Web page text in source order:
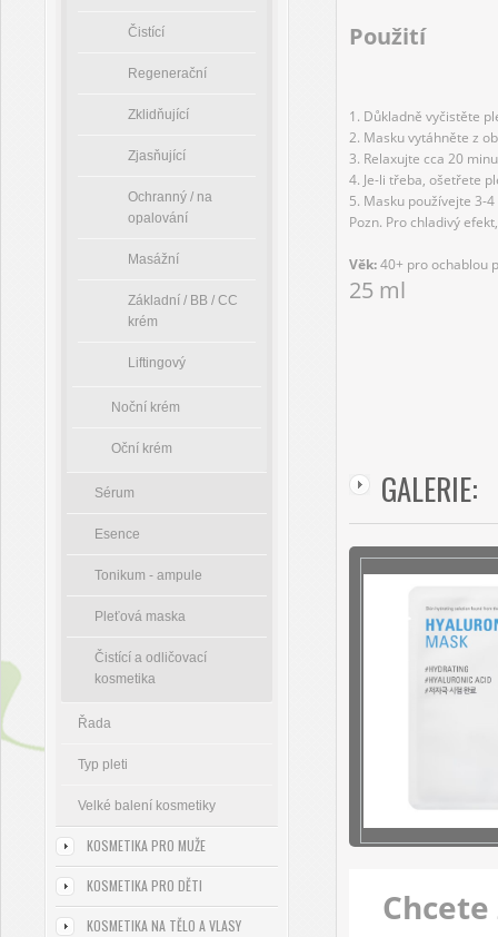
Čistící
Regenerační
Zklidňující
Zjasňující
Ochranný / na
opalování
Masážní
Základní / BB / CC
krém
Liftingový
Noční krém
Oční krém
Sérum
Esence
Tonikum - ampule
Pleťová maska
Čistící a odličovací
kosmetika
Řada
Typ pleti
Velké balení kosmetiky
KOSMETIKA PRO MUŽE
KOSMETIKA PRO DĚTI
KOSMETIKA NA TĚLO A VLASY
Použití
1. Důkladně vyčistěte
2. Masku vytáhněte z
3. Relaxujte cca 20
4. Je-li třeba, ošetřete
5. Masku používejte 3-
Pozn. Pro chladivý
Věk: 40+ pro ochablou
25 ml
GALERIE: